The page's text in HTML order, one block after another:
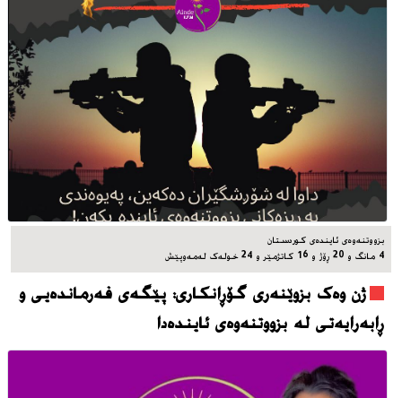
بزووتنه‌وه‌ی ئاینده‌ی کوردستان
4 مانگ و 20 ڕۆژ و 16 کاتژمێر و 24 خوله‌ک له‌مه‌وپێش‌
ژن وەک بزوێنەری گۆڕانکاری: پێگەی فەرماندەیی و
ڕابەرایەتی لە بزووتنەوەی ئایندەدا